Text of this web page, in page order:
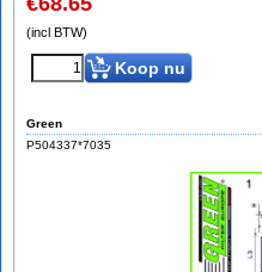
(incl BTW)
Koop nu
Green
P504337*7035